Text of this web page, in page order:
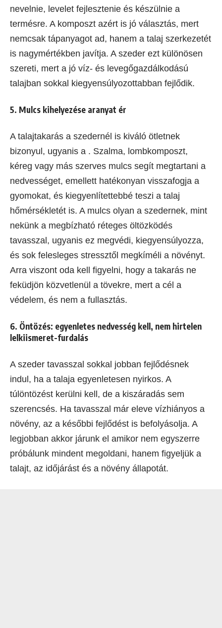
nevelnie, levelet fejlesztenie és készülnie a
termésre. A komposzt azért is jó választás, mert
nemcsak tápanyagot ad, hanem a talaj szerkezetét
is nagymértékben javítja. A szeder ezt különösen
szereti, mert a jó víz- és levegőgazdálkodású
talajban sokkal kiegyensúlyozottabban fejlődik.
5. Mulcs kihelyezése aranyat ér
A talajtakarás a szedernél is kiváló ötletnek
bizonyul, ugyanis a . Szalma, lombkomposzt,
kéreg vagy más szerves mulcs segít megtartani a
nedvességet, emellett hatékonyan visszafogja a
gyomokat, és kiegyenlítettebbé teszi a talaj
hőmérsékletét is. A mulcs olyan a szedernek, mint
nekünk a megbízható réteges öltözködés
tavasszal, ugyanis ez megvédi, kiegyensúlyozza,
és sok felesleges stressztől megkíméli a növényt.
Arra viszont oda kell figyelni, hogy a takarás ne
feküdjön közvetlenül a tövekre, mert a cél a
védelem, és nem a fullasztás.
6. Öntözés: egyenletes nedvesség kell, nem hirtelen
lelkiismeret-furdalás
A szeder tavasszal sokkal jobban fejlődésnek
indul, ha a talaja egyenletesen nyirkos. A
túlöntözést kerülni kell, de a kiszáradás sem
szerencsés. Ha tavasszal már eleve vízhiányos a
növény, az a későbbi fejlődést is befolyásolja. A
legjobban akkor járunk el amikor nem egyszerre
próbálunk mindent megoldani, hanem figyeljük a
talajt, az időjárást és a növény állapotát.